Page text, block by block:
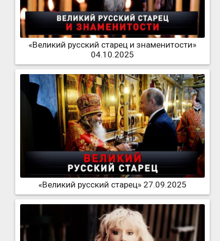
«Великий русский старец и знаменитости»
04.10.2025
«Великий русский старец» 27.09.2025